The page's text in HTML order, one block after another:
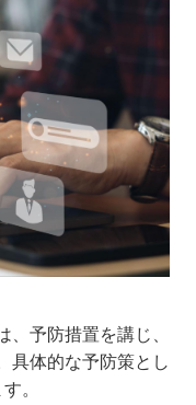
、予防措置を講じ、
具体的な予防策とし
。